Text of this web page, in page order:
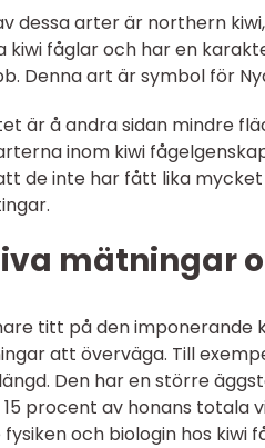
dessa arter är northern
kiwi fåglar och har en
Denna art är symbol för
är å andra sidan mindre
inom kiwi
de inte har fått lika
mätningar
titt på den imponerande
att överväga. Till
Den har en större
procent av honans totala
och biologin hos kiwi